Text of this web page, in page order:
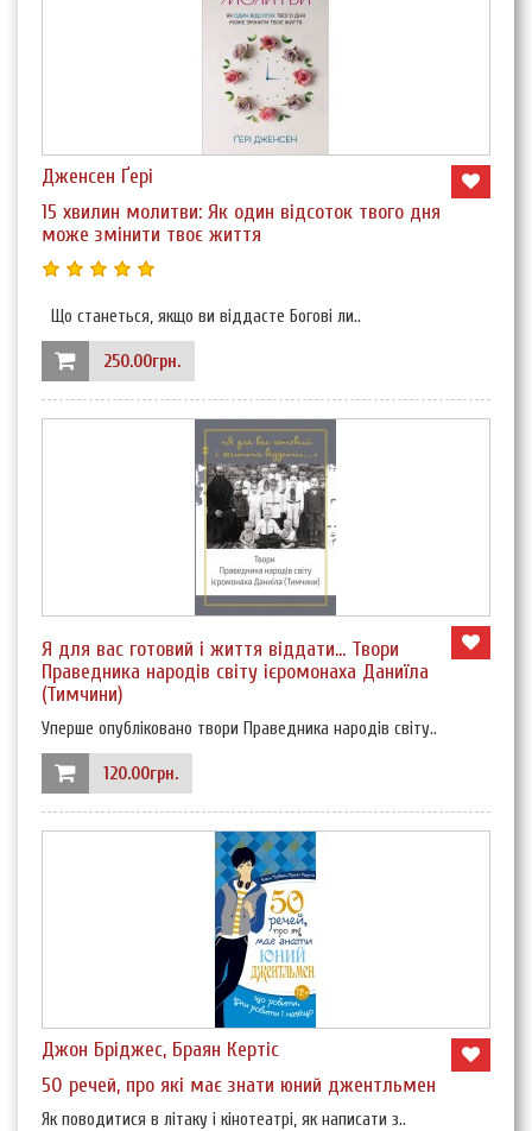
Дженсен Ґері
15 хвилин молитви: Як один відсоток твого дня
може змінити твоє життя
Що станеться, якщо ви віддасте Богові ли..
250.00грн.
Я для вас готовий і життя віддати... Твори
Праведника народів світу ієромонаха Даниїла
(Тимчини)
Уперше опубліковано твори Праведника народів світу..
120.00грн.
Джон Бріджес, Браян Кертіс
50 речей, про які має знати юний джентльмен
Як поводитися в літаку і кінотеатрі, як написати з..